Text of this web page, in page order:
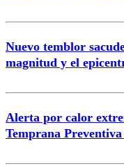
Nuevo temblor
magnitud y el
Alerta por calor
Temprana